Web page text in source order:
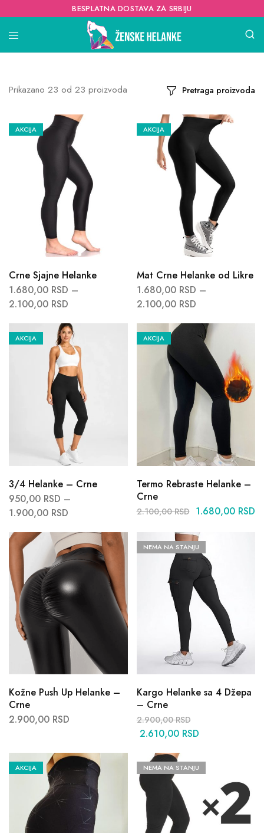
BESPLATNA DOSTAVA ZA SRBIJU
Prikazano 23 od 23 proizvoda Pretraga proizvoda
AKCIJA
Crne Sjajne Helanke
1.680,00 RSD –
2.100,00 RSD
AKCIJA
Mat Crne Helanke od Likre
1.680,00 RSD –
2.100,00 RSD
AKCIJA
3/4 Helanke – Crne
950,00 RSD –
1.900,00 RSD
AKCIJA
Termo Rebraste Helanke –
Crne
2.100,00RSD 1.680,00 RSD
Kožne Push Up Helanke –
Crne
2.900,00 RSD
NEMA NA STANJU
Kargo Helanke sa 4 Džepa
– Crne
2.900,00RSD
2.610,00 RSD
AKCIJA NEMA NA STANJU